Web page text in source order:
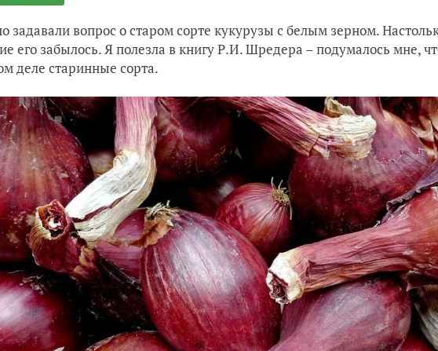
задавали вопрос о старом сорте кукурузы с белым зерном.
его забылось. Я полезла в книгу Р.И. Шредера – подумалось мне,
деле старинные сорта.